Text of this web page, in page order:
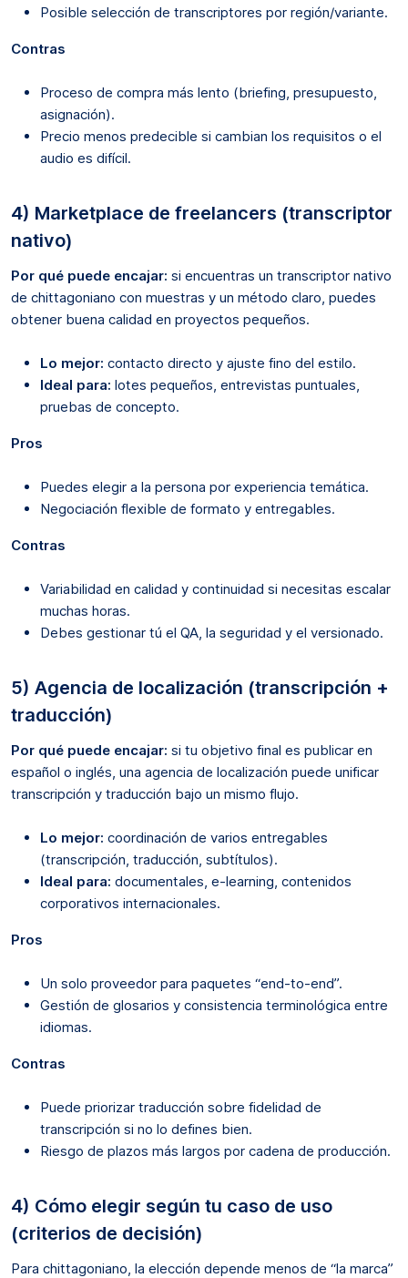
Posible selección de transcriptores por región/variante.
Contras
Proceso de compra más lento (briefing, presupuesto,
asignación).
Precio menos predecible si cambian los requisitos o el
audio es difícil.
4) Marketplace de freelancers (transcriptor
nativo)
Por qué puede encajar: si encuentras un transcriptor nativo
de chittagoniano con muestras y un método claro, puedes
obtener buena calidad en proyectos pequeños.
Lo mejor: contacto directo y ajuste fino del estilo.
Ideal para: lotes pequeños, entrevistas puntuales,
pruebas de concepto.
Pros
Puedes elegir a la persona por experiencia temática.
Negociación flexible de formato y entregables.
Contras
Variabilidad en calidad y continuidad si necesitas escalar
muchas horas.
Debes gestionar tú el QA, la seguridad y el versionado.
5) Agencia de localización (transcripción +
traducción)
Por qué puede encajar: si tu objetivo final es publicar en
español o inglés, una agencia de localización puede unificar
transcripción y traducción bajo un mismo flujo.
Lo mejor: coordinación de varios entregables
(transcripción, traducción, subtítulos).
Ideal para: documentales, e-learning, contenidos
corporativos internacionales.
Pros
Un solo proveedor para paquetes “end-to-end”.
Gestión de glosarios y consistencia terminológica entre
idiomas.
Contras
Puede priorizar traducción sobre fidelidad de
transcripción si no lo defines bien.
Riesgo de plazos más largos por cadena de producción.
4) Cómo elegir según tu caso de uso
(criterios de decisión)
Para chittagoniano, la elección depende menos de “la marca”